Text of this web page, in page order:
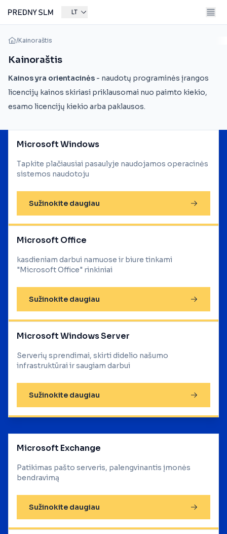
LT
/Kainoraštis
Kainoraštis
Kainos yra orientacinės - naudotų programinės įrangos
licencijų kainos skiriasi priklausomai nuo paimto kiekio,
esamo licencijų kiekio arba paklausos.
Microsoft Windows
Tapkite plačiausiai pasaulyje naudojamos operacinės
sistemos naudotoju
Sužinokite daugiau
Microsoft Office
kasdieniam darbui namuose ir biure tinkami
"Microsoft Office" rinkiniai
Sužinokite daugiau
Microsoft Windows Server
Serverių sprendimai, skirti didelio našumo
infrastruktūrai ir saugiam darbui
Sužinokite daugiau
Microsoft Exchange
Patikimas pašto serveris, palengvinantis įmonės
bendravimą
Sužinokite daugiau